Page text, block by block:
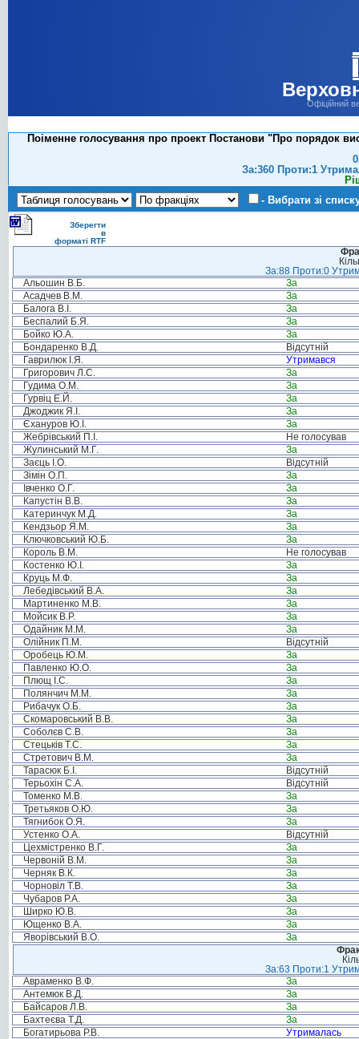
Офіційний
Поіменне голосування про проект Постанови "Про порядок
За:360 Проти:1
- Вибрати зі
Зберегти
в
форматі RTF
За:88 Проти:0
Альошин В.Б.
За
Асадчев В.М.
За
Балога В.І.
За
Беспалий Б.Я.
За
Бойко Ю.А.
За
Бондаренко В.Д.
Відсутній
Гаврилюк І.Я.
Утримався
Григорович Л.С.
За
Гудима О.М.
За
Гурвіц Е.Й.
За
Джоджик Я.І.
За
Єхануров Ю.І.
За
Жебрівський П.І.
Не голосував
Жулинський М.Г.
За
Заєць І.О.
Відсутній
Зімін О.П.
За
Івченко О.Г.
За
Капустін В.В.
За
Катеринчук М.Д.
За
Кендзьор Я.М.
За
Ключковський Ю.Б.
За
Король В.М.
Не голосував
Костенко Ю.І.
За
Круць М.Ф.
За
Лебедівський В.А.
За
Мартиненко М.В.
За
Мойсик В.Р.
За
Одайник М.М.
За
Олійник П.М.
Відсутній
Оробець Ю.М.
За
Павленко Ю.О.
За
Плющ І.С.
За
Полянчич М.М.
За
Рибачук О.Б.
За
Скомаровський В.В.
За
Соболєв С.В.
За
Стецьків Т.С.
За
Стретович В.М.
За
Тарасюк Б.І.
Відсутній
Терьохін С.А.
Відсутній
Томенко М.В.
За
Третьяков О.Ю.
За
Тягнибок О.Я.
За
Устенко О.А.
Відсутній
Цехмістренко В.Г.
За
Червоній В.М.
За
Черняк В.К.
За
Чорновіл Т.В.
За
Чубаров Р.А.
За
Ширко Ю.В.
За
Ющенко В.А.
За
Яворівський В.О.
За
За:63 Проти:1
Авраменко В.Ф.
За
Антемюк В.Д.
За
Байсаров Л.В.
За
Бахтеєва Т.Д.
За
Богатирьова Р.В.
Утрималась